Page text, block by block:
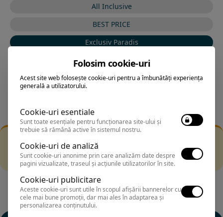
All Inclusive
BEST PRICE
Exclusiv Paradis
Stele 1-5
Stele 5-1
Incearca sa folosesti o cautarea mai generala sau alege
alte fitre.
Folosim cookie-uri
Acest site web folosește cookie-uri pentru a îmbunătăți experiența
generală a utilizatorului.
Cookie-uri esentiale
Sunt toate esențiale pentru funcționarea site-ului și
trebuie să rămână active în sistemul nostru.
Cookie-uri de analiză
Sunt cookie-uri anonime prin care analizăm date despre
pagini vizualizate, traseul și acțiunile utilizatorilor în site.
Cookie-uri publicitare
Aceste cookie-uri sunt utile în scopul afișării bannerelor cu
cele mai bune promoții, dar mai ales în adaptarea și
personalizarea conținutului.